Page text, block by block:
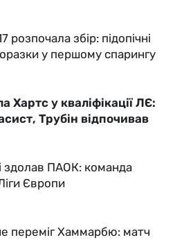
розпочала збір: підопічні
у першому спарингу
Хартс у кваліфікації ЛЄ:
Трубін відпочивав
здолав ПАОК: команда
Європи
переміг Хаммарбю: матч